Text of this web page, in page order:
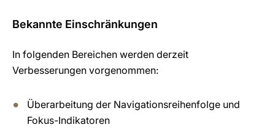
Bekannte Einschränkungen
In folgenden Bereichen werden derzeit
Verbesserungen vorgenommen:
Überarbeitung der Navigationsreihenfolge und
Fokus-Indikatoren